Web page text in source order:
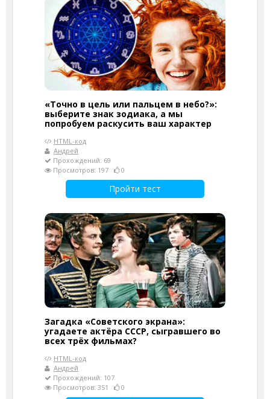
«Точно в цель или пальцем в небо?»:
выберите знак зодиака, а мы
попробуем раскусить ваш характер
HTML-код
Андрей
Прохождений: 69
Просмотров: 197
0
Пройти тест
Загадка «Советского экрана»:
угадаете актёра СССР, сыгравшего во
всех трёх фильмах?
HTML-код
Андрей
Прохождений: 107
Просмотров: 351
0